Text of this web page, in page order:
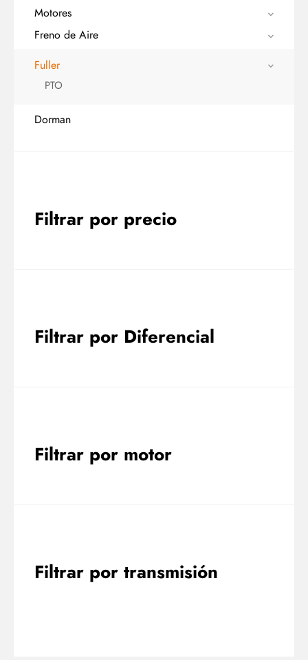
Motores
Freno de Aire
Fuller
PTO
Dorman
Filtrar por precio
Filtrar por Diferencial
Filtrar por motor
Filtrar por transmisión